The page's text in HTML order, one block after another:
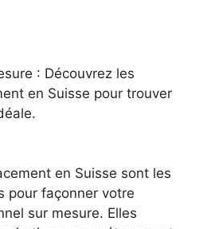
: Découvrez les
en Suisse pour trouver
en Suisse sont les
pour façonner votre
sur mesure. Elles